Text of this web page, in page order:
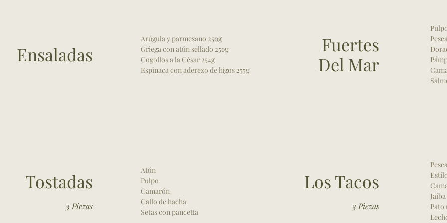
Ensaladas
Arúgula y parmesano 250g
Griega con atún sellado 250g
Cogollos a la César 254g
Espinaca con aderezo de higos 255g
Fuertes
Del Mar
Tostadas
3 Piezas
Atún
Pulpo
Camarón
Callo de hacha
Setas con pancetta
Los Tacos
3 Piezas
Pato